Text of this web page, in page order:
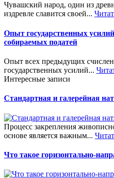
Чувашский народ, один из
издревле славится своей...
Опыт государственных
собираемых податей
Опыт всех предыдущих
государственных усилий...
Интересные записи
Стандартная и галерейная
Процесс закрепления
основе является важным...
Что такое горизонтально-